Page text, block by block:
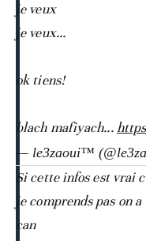
je veux
je veux...
ok tiens!
blach mafiyach...
— le3zaoui™
Si cette infos est vrai
je comprends pas on
can